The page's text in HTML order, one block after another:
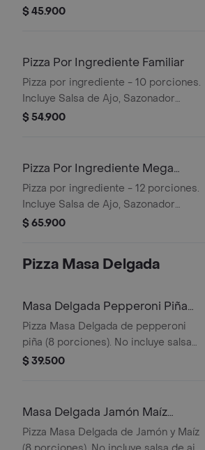
Pimienta Roja y Pepperoncini.
$ 45.900
Pizza Por Ingrediente Familiar
Pizza por ingrediente - 10 porciones.
Incluye Salsa de Ajo, Sazonador
Pimienta Roja y Pepperoncini.
$ 54.900
Pizza Por Ingrediente Mega
Familiar
Pizza por ingrediente - 12 porciones.
Incluye Salsa de Ajo, Sazonador
Pimienta Roja y Pepperoncini.
$ 65.900
Pizza Masa Delgada
Masa Delgada Pepperoni Piña
Mediana
Pizza Masa Delgada de pepperoni
piña (8 porciones). No incluye salsa
de ajo, llevala por $2.900 adicionales.
$ 39.500
Masa Delgada Jamón Maíz
Mediana
Pizza Masa Delgada de Jamón y Maíz